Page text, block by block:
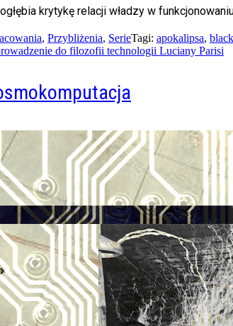
krytykę relacji władzy w
, Przybliżenia, SerieTagi: apokalipsa,
do filozofii technologii Luciany Parisi